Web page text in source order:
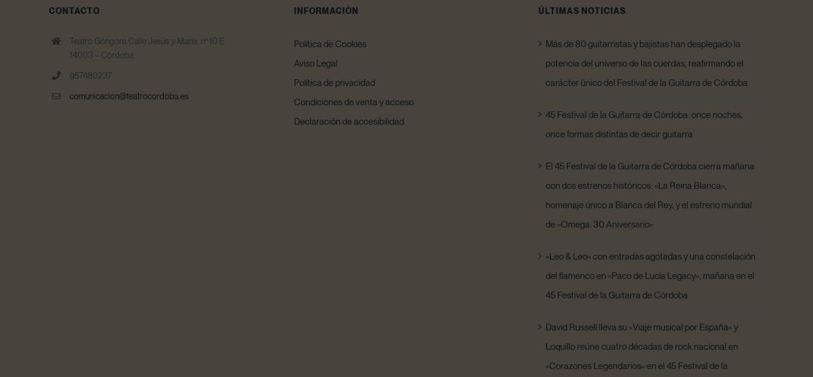
CONTACTO
Teatro Góngora Calle Jesús y María, nº 10 E
14003 – Córdoba
957480237
comunicacion@teatrocordoba.es
INFORMACIÓN
Política de Cookies
Aviso Legal
Política de privacidad
Condiciones de venta y acceso
Declaración de accesibilidad
ÚLTIMAS NOTICIAS
Más de 80 guitarristas y bajistas han desplegado la
potencia del universo de las cuerdas, reafirmando el
carácter único del Festival de la Guitarra de Córdoba
45 Festival de la Guitarra de Córdoba: once noches,
once formas distintas de decir guitarra
El 45 Festival de la Guitarra de Córdoba cierra mañana
con dos estrenos históricos: «La Reina Blanca»,
homenaje único a Blanca del Rey, y el estreno mundial
de «Omega. 30 Aniversario»
«Leo & Leo» con entradas agotadas y una constelación
del flamenco en «Paco de Lucía Legacy», mañana en el
45 Festival de la Guitarra de Córdoba
David Russell lleva su «Viaje musical por España» y
Loquillo reúne cuatro décadas de rock nacional en
«Corazones Legendarios» en el 45 Festival de la